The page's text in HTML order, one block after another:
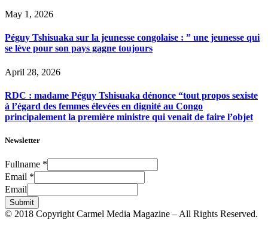
May 1, 2026
Péguy Tshisuaka sur la jeunesse congolaise : ” une jeunesse qui
se lève pour son pays gagne toujours
April 28, 2026
RDC : madame Péguy Tshisuaka dénonce “tout propos sexiste
à l’égard des femmes élevées en dignité au Congo
principalement la première ministre qui venait de faire l’objet
Newsletter
Fullname *
Email *
Email
Submit
© 2018 Copyright Carmel Media Magazine – All Rights Reserved.